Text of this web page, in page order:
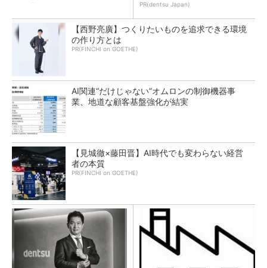
PR(dentsu Japan)
【西野亮廣】つくりたいものを追求できる環境
の作り方とは
PR(FINCHI on GOETHE)
AI関連“だけじゃない”オムロンの制御機器事
業、地道な顧客基盤強化が結実
【見城徹×藤田晋】AI時代でも変わらない経営
者の本質
PR(FINCHI on GOETHE)